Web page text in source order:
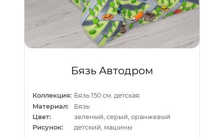
Бязь Автодром
Коллекция: Бязь 150 см. детская
Материал:
Бязь
Цвет:
зеленый, серый, оранжевый
Рисунок:
детский, машины